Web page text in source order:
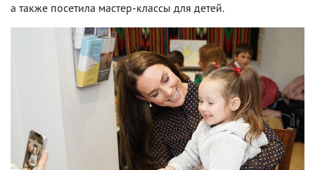
а также посетила мастер-классы для детей.